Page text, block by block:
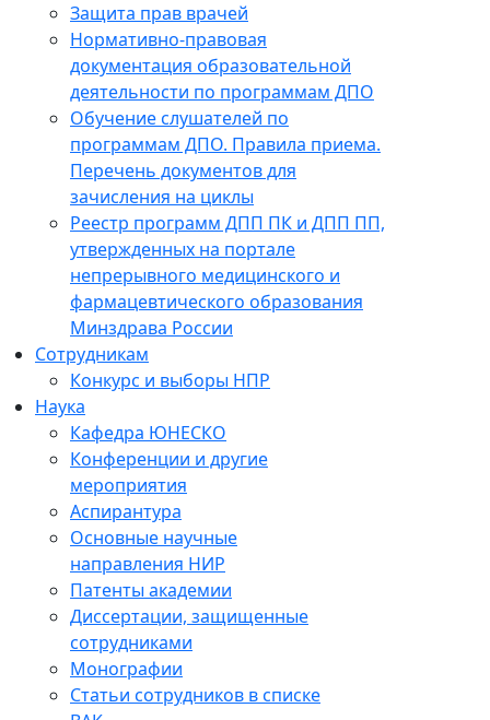
Защита прав врачей
Нормативно-правовая
документация образовательной
деятельности по программам ДПО
Обучение слушателей по
программам ДПО. Правила приема.
Перечень документов для
зачисления на циклы
Реестр программ ДПП ПК и ДПП ПП,
утвержденных на портале
непрерывного медицинского и
фармацевтического образования
Минздрава России
Сотрудникам
Конкурс и выборы НПР
Наука
Кафедра ЮНЕСКО
Конференции и другие
мероприятия
Аспирантура
Основные научные
направления НИР
Патенты академии
Диссертации, защищенные
сотрудниками
Монографии
Статьи сотрудников в списке